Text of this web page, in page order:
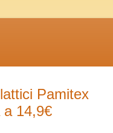
Pamitex
a 14,9€